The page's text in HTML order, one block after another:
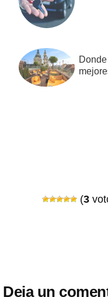
(3
Deja un